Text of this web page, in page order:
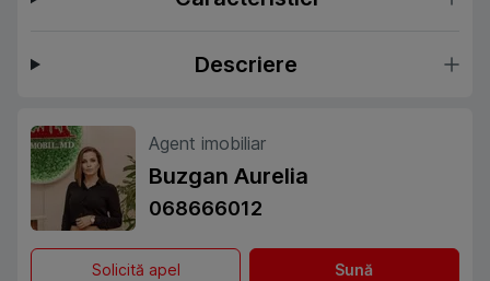
Descriere
Agent imobiliar
Buzgan Aurelia
068666012
Solicită apel Sună